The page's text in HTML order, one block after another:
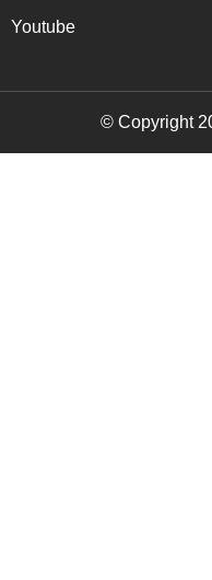
Youtube
© Copyright